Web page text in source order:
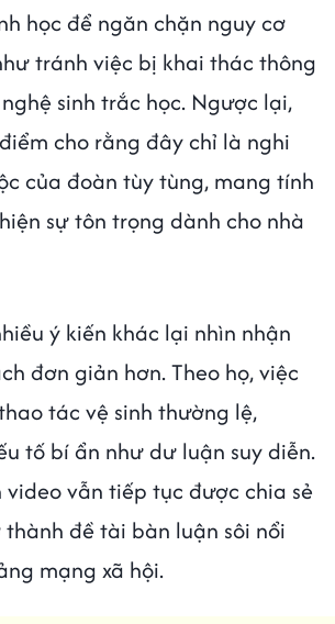
học để ngăn chặn nguy cơ
tránh việc bị khai thác thông
sinh trắc học. Ngược lại,
cho rằng đây chỉ là nghi
của đoàn tùy tùng, mang tính
sự tôn trọng dành cho nhà
ý kiến khác lại nhìn nhận
đơn giản hơn. Theo họ, việc
tác vệ sinh thường lệ,
tố bí ẩn như dư luận suy diễn.
video vẫn tiếp tục được chia sẻ
đề tài bàn luận sôi nổi
mạng xã hội.